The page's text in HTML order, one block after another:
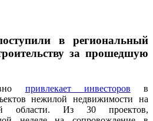
в региональный
за прошедшую
привлекает инвесторов в
нежилой недвижимости на
области. Из 30 проектов,